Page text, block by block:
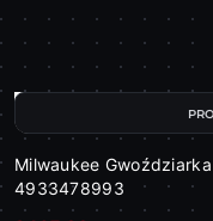
Milwaukee
4933478993